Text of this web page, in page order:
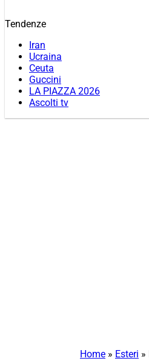
Tendenze
Iran
Ucraina
Ceuta
Guccini
LA PIAZZA 2026
Ascolti tv
Home » Esteri »